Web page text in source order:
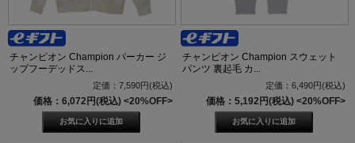
チャンピオン Champion パーカー ジ
ップフーデッドス...
定価：7,590円(税込)
価格：6,072円(税込) <20%OFF>
チャンピオン Champion スウェット
パンツ 裏起毛 カ...
定価：6,490円(税込)
価格：5,192円(税込) <20%OFF>